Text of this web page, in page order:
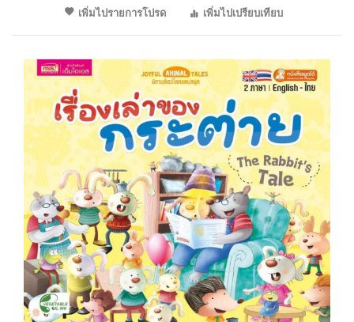
เพิ่มไปรายการโปรด
เพิ่มไปเปรียบเทียบ